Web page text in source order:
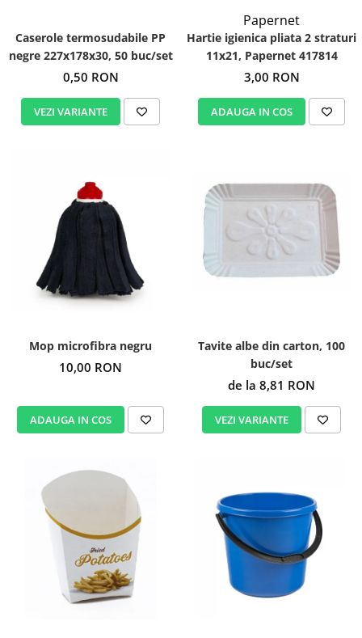
Caserole termosudabile PP
negre 227x178x30, 50 buc/set
0,50 RON
VEZI VARIANTE
Papernet
Hartie igienica pliata 2 straturi
11x21, Papernet 417814
3,00 RON
ADAUGA IN COS
Mop microfibra negru
10,00 RON
ADAUGA IN COS
Tavite albe din carton, 100
buc/set
de la 8,81 RON
VEZI VARIANTE